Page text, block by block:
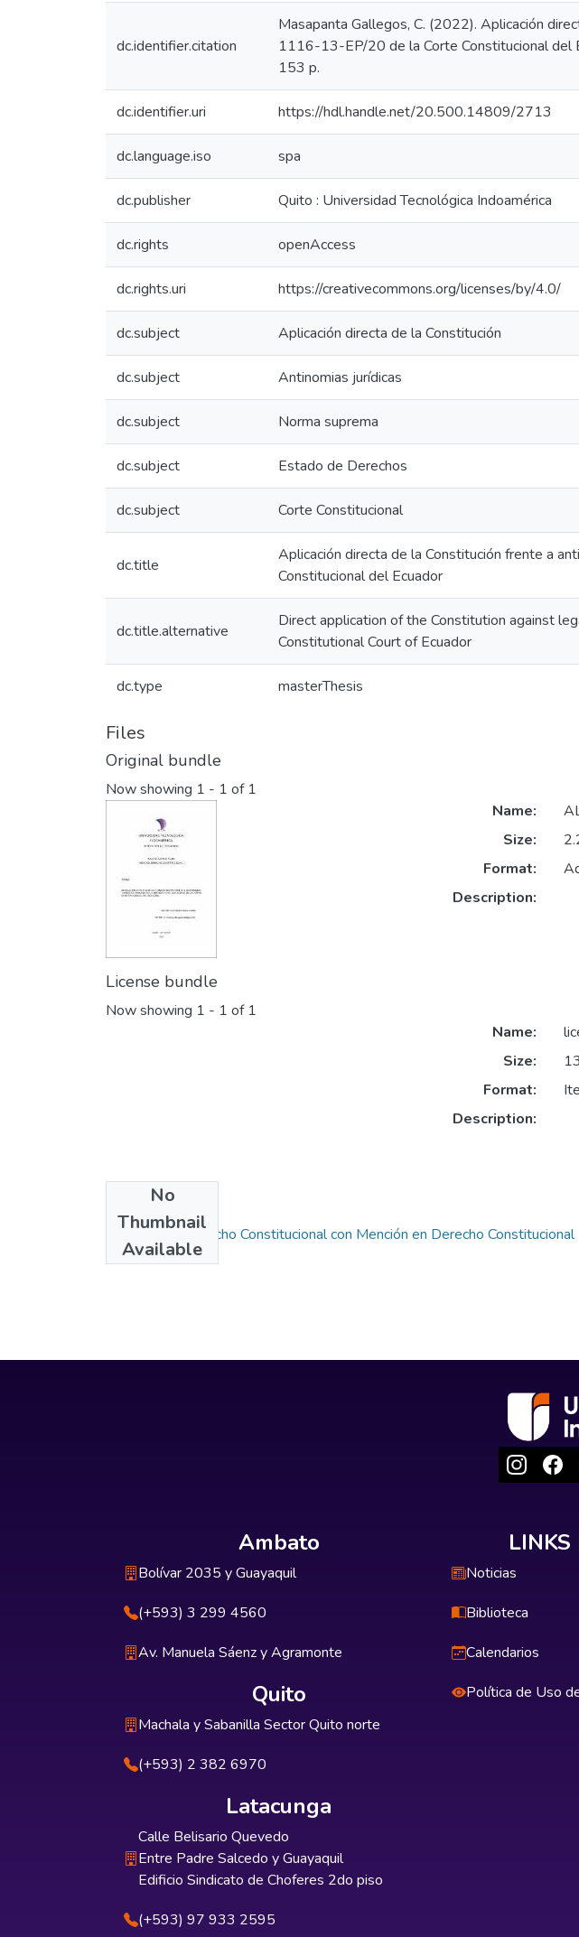
dc.identifier.citation
Masapanta Gallegos, C. (2022). Aplicación
1116-13-EP/20 de la Corte Constitucional del
153 p.
dc.identifier.uri https://hdl.handle.net/20.500.14809/2713
dc.language.iso spa
dc.publisher Quito : Universidad Tecnológica Indoamérica
dc.rights openAccess
dc.rights.uri https://creativecommons.org/licenses/by/4.0/
dc.subject Aplicación directa de la Constitución
dc.subject Antinomias jurídicas
dc.subject Norma suprema
dc.subject Estado de Derechos
dc.subject Corte Constitucional
dc.title
Aplicación directa de la Constitución frente a
Constitucional del Ecuador
dc.title.alternative
Direct application of the Constitution against
Constitutional Court of Ecuador
dc.type masterThesis
Files
Original bundle
Now showing 1 - 1 of 1
Name:
Size:
Format:
Description:
License bundle
Now showing 1 - 1 of 1
No
Thumbnail
Available
Name:
Size:
Format:
Description:
Collections
Maestría en Derecho Constitucional con Mención en Derecho Constitucional
Ambato
Bolívar 2035 y Guayaquil
(+593) 3 299 4560
Av. Manuela Sáenz y Agramonte
Quito
Machala y Sabanilla Sector Quito norte
(+593) 2 382 6970
Latacunga
Calle Belisario Quevedo
Entre Padre Salcedo y Guayaquil
Edificio Sindicato de Choferes 2do piso
(+593) 97 933 2595
LINKS
Noticias
Biblioteca
Calendarios
Política de Uso